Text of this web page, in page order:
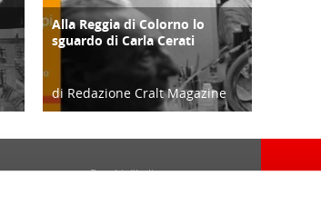
CULTURA/ARTE
Alla Reggia di Colorno lo
sguardo di Carla Cerati
di Redazione Cralt Magazine
Borghi d'Italia